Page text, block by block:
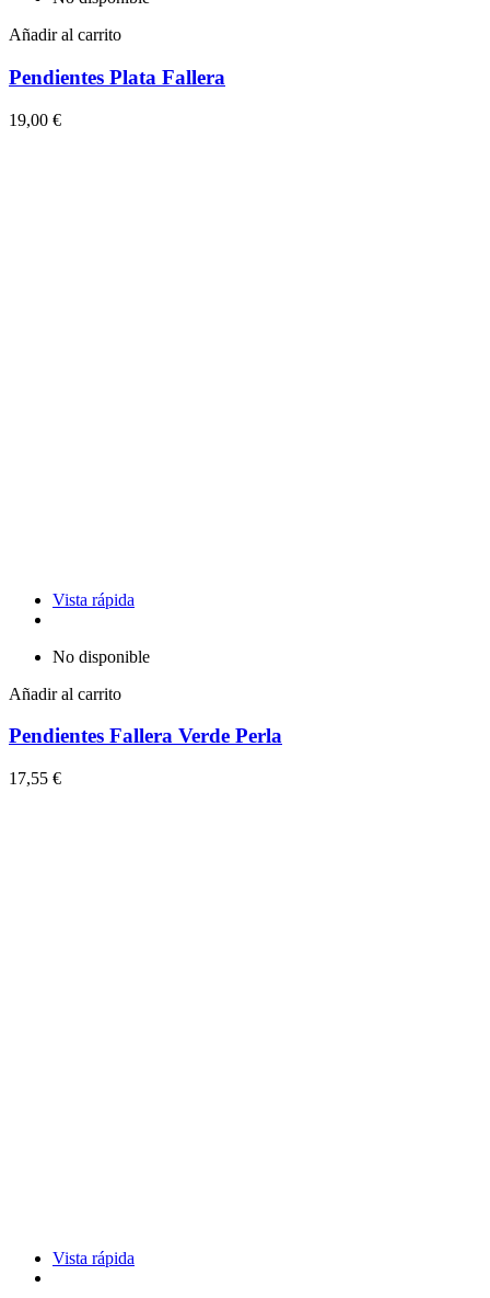
Añadir al carrito
Pendientes Plata Fallera
19,00 €
Vista rápida
No disponible
Añadir al carrito
Pendientes Fallera Verde Perla
17,55 €
Vista rápida